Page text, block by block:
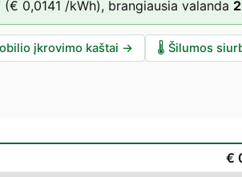
(€ 0,0141 /kWh), brangiausia valanda
įkrovimo kaštai → 🌡️ Šilumos
€